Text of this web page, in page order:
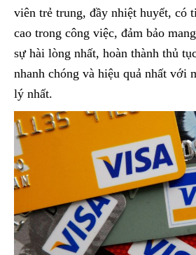
viên trẻ trung, đầy nhiệt huyết, có
cao trong công việc, đảm bảo
sự hài lòng nhất, hoàn thành thủ
nhanh chóng và hiệu quả nhất với
lý nhất.